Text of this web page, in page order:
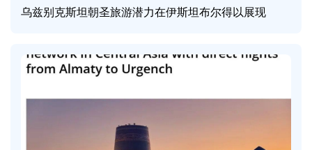
乌兹别克斯坦朝圣旅游潜力在伊斯坦布尔得以展现